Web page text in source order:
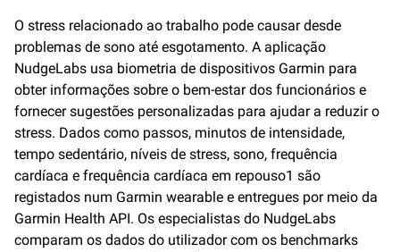
O stress relacionado ao trabalho pode causar desde
problemas de sono até esgotamento. A aplicação
NudgeLabs usa biometria de dispositivos Garmin para
obter informações sobre o bem-estar dos funcionários e
fornecer sugestões personalizadas para ajudar a reduzir o
stress. Dados como passos, minutos de intensidade,
tempo sedentário, níveis de stress, sono, frequência
cardíaca e frequência cardíaca em repouso1 são
registados num Garmin wearable e entregues por meio da
Garmin Health API. Os especialistas do NudgeLabs
comparam os dados do utilizador com os benchmarks